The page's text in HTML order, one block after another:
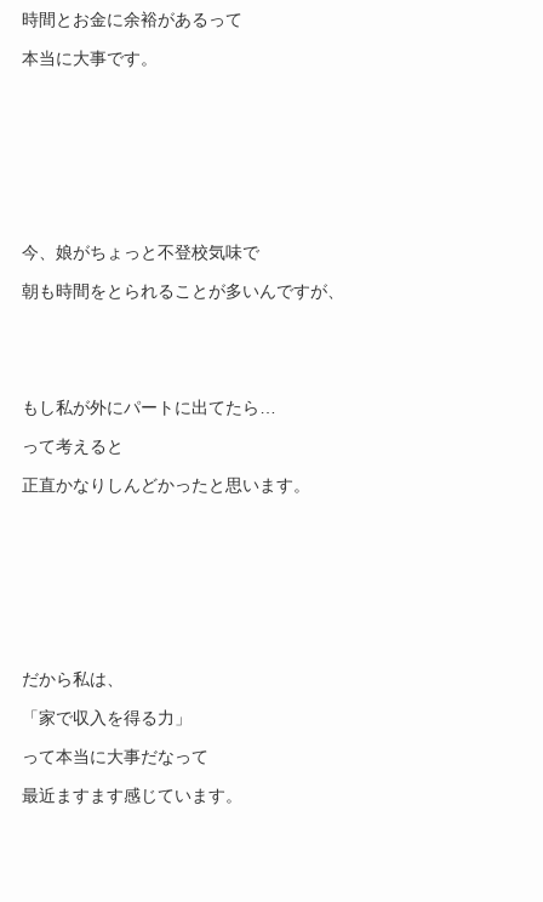
時間とお金に余裕があるって
本当に大事です。
今、娘がちょっと不登校気味で
朝も時間をとられることが多いんですが、
もし私が外にパートに出てたら…
って考えると
正直かなりしんどかったと思います。
だから私は、
「家で収入を得る力」
って本当に大事だなって
最近ますます感じています。